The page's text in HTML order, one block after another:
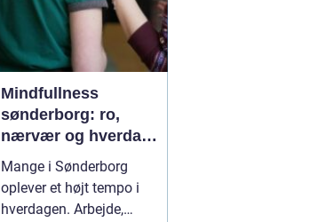
Mindfullness
sønderborg: ro,
nærvær og hverdag
med mindre stress
Mange i Sønderborg
oplever et højt tempo i
hverdagen. Arbejde,